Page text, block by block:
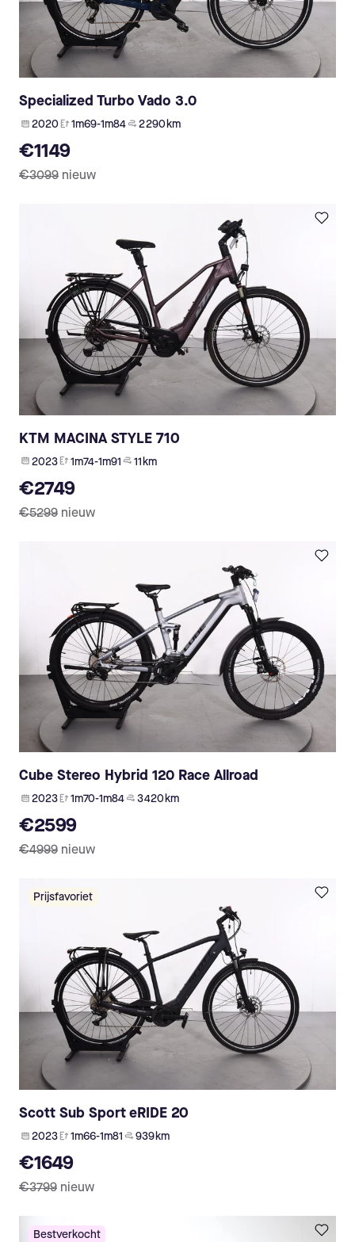
Specialized Turbo Vado 3.0
2020 1m69-1m84 2 290 km
€1149
€3099 nieuw
KTM MACINA STYLE 710
2023 1m74-1m91 11 km
€2749
€5299 nieuw
Cube Stereo Hybrid 120 Race Allroad
2023 1m70-1m84 3 420 km
€2599
€4999 nieuw
Prijsfavoriet
Scott Sub Sport eRIDE 20
2023 1m66-1m81 939 km
€1649
€3799 nieuw
Bestverkocht